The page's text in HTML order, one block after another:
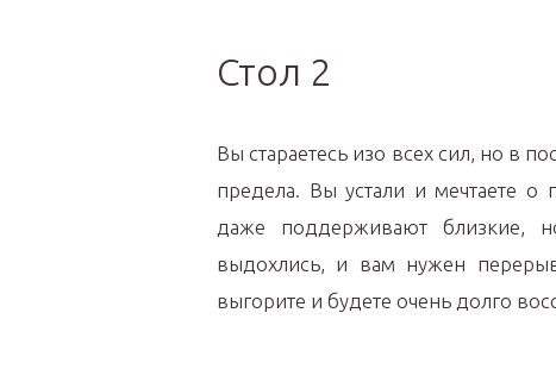
Стол 2
Вы стараетесь изо всех сил, но в
предела. Вы устали и мечтаете о
даже поддерживают близкие,
выдохлись, и вам нужен
выгорите и будете очень долго